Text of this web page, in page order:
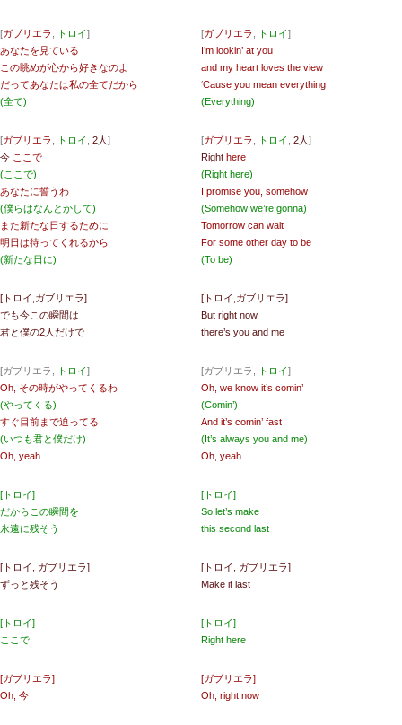
[ガブリエラ トロイ]
あなたを見ている
この眺めが心から好きなのよ
だってあなたは私の全てだから
(全て)
[ガブリエラ トロイ 2人 ]
今 ここで
(ここで)
あなたに誓うわ
(僕らはなんとかして)
また新たな日するために
明日は待ってくれるから
(新たな日に)
[トロイ,ガブリエラ]
でも今この瞬間は
君と僕の2人だけで
[ガブリエラ, トロイ]
Oh, その時がやってくるわ
(やってくる)
すぐ目前まで迫ってる
(いつも君と僕だけ)
Oh, yeah
[トロイ]
だからこの瞬間を
永遠に残そう
[トロイ, ガブリエラ]
ずっと残そう
[トロイ]
ここで
[ガブリエラ]
Oh, 今
[ガブリエラ トロイ]
I’m lookin’ at you
and my heart loves the view
‘Cause you mean everything
(Everything)
[ガブリエラ トロイ 2人 ]
Right here
(Right here)
I promise you, somehow
(Somehow we’re gonna)
Tomorrow can wait
For some other day to be
(To be)
[トロイ,ガブリエラ]
But right now,
there’s you and me
[ガブリエラ, トロイ]
Oh, we know it’s comin’
(Comin’)
And it’s comin’ fast
(It’s always you and me)
Oh, yeah
[トロイ]
So let’s make
this second last
[トロイ, ガブリエラ]
Make it last
[トロイ]
Right here
[ガブリエラ]
Oh, right now